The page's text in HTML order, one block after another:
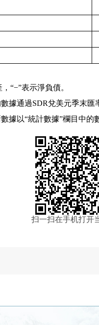
“−”表示淨負債。
據通過SDR兌美元季末匯
據以“統計數據”欄目中的
扫一扫在手机打开